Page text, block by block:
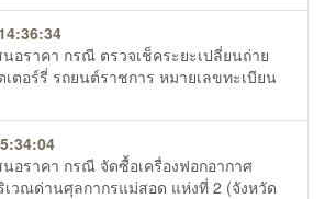
อราคา กรณี ตรวจเช็คระยะเปลี่ยนถ่าย
ตอร์รี่ รถยนต์ราชการ หมายเลขทะเบียน
อราคา กรณี จัดซื้อเครื่องฟอกอากาศ
เวณด่านศุลกากรแม่สอด แห่งที่ 2 (จังหวัด